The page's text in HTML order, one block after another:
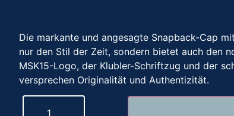
Die markante und angesagte Snapback-Cap
nur den Stil der Zeit, sondern bietet auch den
MSK15-Logo, der Klubler-Schriftzug und der
versprechen Originalität und Authentizität.